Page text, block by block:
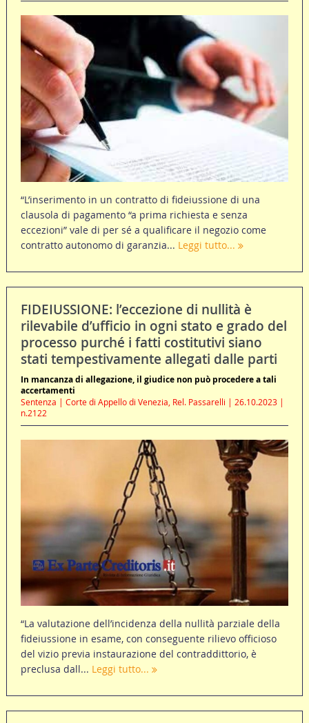
“L’inserimento in un contratto di fideiussione di una
clausola di pagamento “a prima richiesta e senza
eccezioni” vale di per sé a qualificare il negozio come
contratto autonomo di garanzia... Leggi tutto...
FIDEIUSSIONE: l’eccezione di nullità è
rilevabile d’ufficio in ogni stato e grado del
processo purché i fatti costitutivi siano
stati tempestivamente allegati dalle parti
In mancanza di allegazione, il giudice non può procedere a tali
accertamenti
Sentenza | Corte di Appello di Venezia, Rel. Passarelli | 26.10.2023 |
n.2122
“La valutazione dell’incidenza della nullità parziale della
fideiussione in esame, con conseguente rilievo officioso
del vizio previa instaurazione del contraddittorio, è
preclusa dall... Leggi tutto...